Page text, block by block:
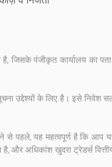
पंजीकृत कार्यालय का पता
उद्देश्यों के लिए है। इसे निवेश
से पहले, यह महत्वपूर्ण है कि आप
अधिकांश खुदरा ट्रेडर्स